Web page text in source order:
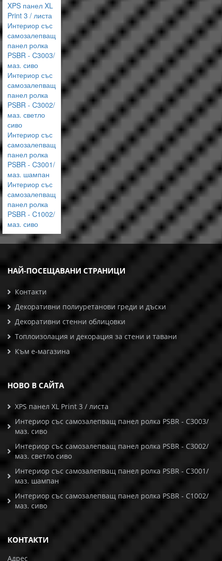
XPS панел XL
Print 3 / листа
Интериор със
самозалепващ
панел ролка
PSBR - C3003/
маз. сиво
Интериор със
самозалепващ
панел ролка
PSBR - C3002/
маз. светло
сиво
Интериор със
самозалепващ
панел ролка
PSBR - C3001/
маз. шампан
Интериор със
самозалепващ
панел ролка
PSBR - C1002/
маз. сиво
НАЙ-ПОСЕЩАВАНИ СТРАНИЦИ
Контакти
Декоративни полиуретанови греди и дъски
Декоративни стенни облицовки
Топлоизолация и декорация за стени и тавани
Към е-магазина
НОВО В САЙТА
XPS панел XL Print 3 / листа
Интериор със самозалепващ панел ролка PSBR - C3003/
маз. сиво
Интериор със самозалепващ панел ролка PSBR - C3002/
маз. светло сиво
Интериор със самозалепващ панел ролка PSBR - C3001/
маз. шампан
Интериор със самозалепващ панел ролка PSBR - C1002/
маз. сиво
КОНТАКТИ
Адрес